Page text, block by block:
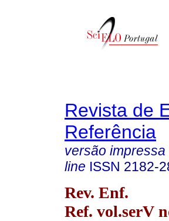
Revista de
Referência
versão impressa
line ISSN 2182-
Rev. Enf.
Ref. vol.serV